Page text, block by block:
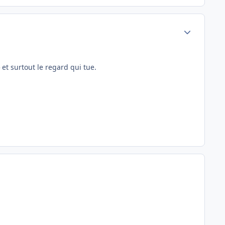
et surtout le regard qui tue.